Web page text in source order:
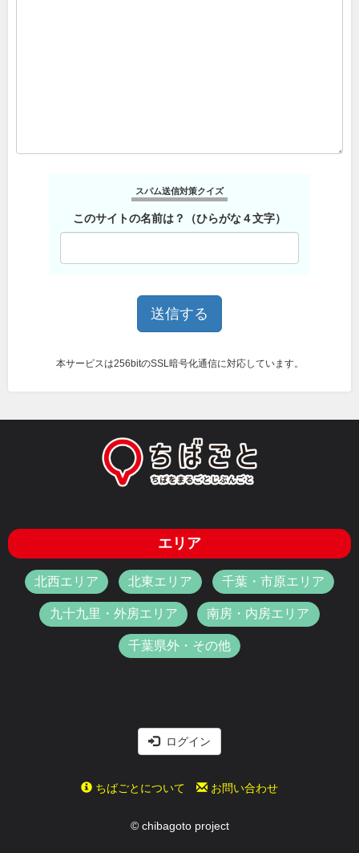
スパム送信対策クイズ
このサイトの名前は？（ひらがな４文字）
本サービスは256bitのSSL暗号化通信に対応しています。
エリア
北西エリア 北東エリア 千葉・市原エリア
九十九里・外房エリア 南房・内房エリア
千葉県外・その他
ログイン
ちばごとについて お問い合わせ
© chibagoto project